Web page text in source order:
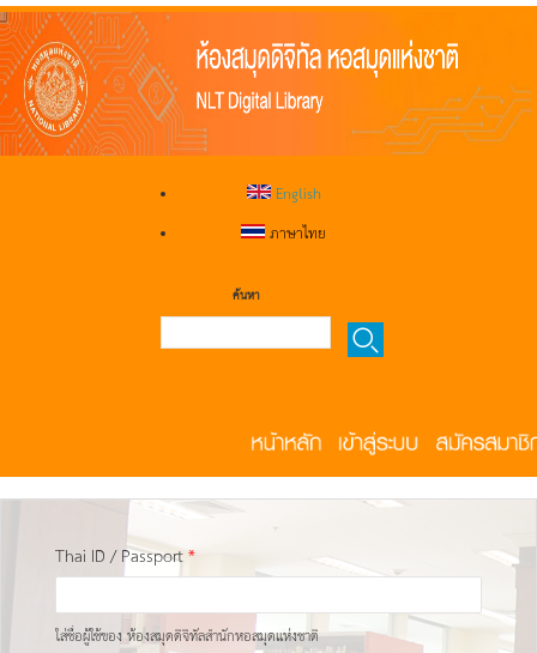
English
ภาษาไทย
ค้นหา
Thai ID / Passport*
ใส่ชื่อผู้ใช้ของ ห้องสมุดดิจิทัลสำนักหอสมุดแห่งชาติ